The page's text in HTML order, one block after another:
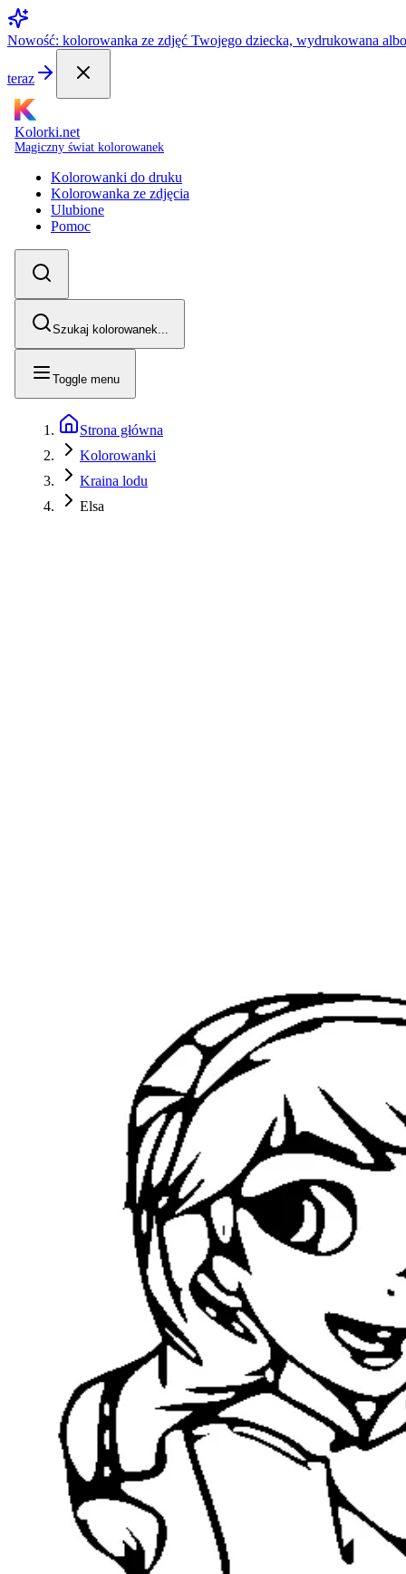
Nowość: kolorowanka ze zdjęć Twojego dziecka, wydrukowana
teraz
Kolorki.net
Magiczny świat kolorowanek
Kolorowanki do druku
Kolorowanka ze zdjęcia
Ulubione
Pomoc
Szukaj kolorowanek...
Toggle menu
Strona główna
Kolorowanki
Kraina lodu
Elsa